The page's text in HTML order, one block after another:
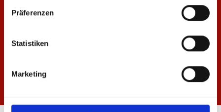
Präferenzen
Statistiken
Marketing